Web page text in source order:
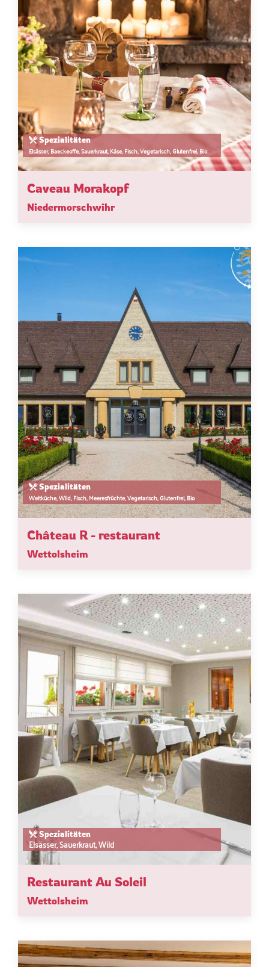
Spezialitäten
Elsässer, Baeckeoffe, Sauerkraut, Käse, Fisch, Vegetarisch, Glutenfrei, Bio
Caveau Morakopf
Niedermorschwihr
Spezialitäten
Weltküche, Wild, Fisch, Meeresfrüchte, Vegetarisch, Glutenfrei, Bio
Château R - restaurant
Wettolsheim
Spezialitäten
Elsässer, Sauerkraut, Wild
Restaurant Au Soleil
Wettolsheim